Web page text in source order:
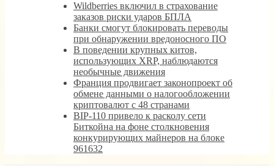
Wildberries включил в страхование
заказов риски ударов БПЛА
Банки смогут блокировать переводы
при обнаружении вредоносного ПО
В поведении крупных китов,
использующих XRP, наблюдаются
необычные движения
Франция продвигает законопроект об
обмене данными о налогообложении
криптовалют с 48 странами
BIP-110 привело к расколу сети
Биткойна на фоне столкновения
конкурирующих майнеров на блоке
961632